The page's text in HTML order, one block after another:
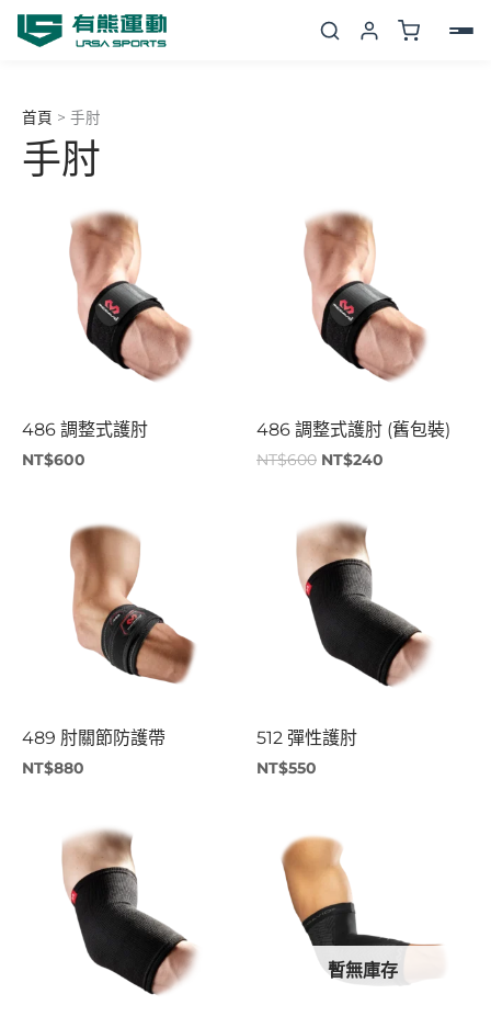
首頁 > 手肘
手肘
486 調整式護肘
NT$600
486 調整式護肘 (舊包裝)
NT$600
始
價
格：
NT$600。
NT$240
489 肘關節防護帶
NT$880
512 彈性護肘
NT$550
始
價
格：
NT$550。
暫無庫存